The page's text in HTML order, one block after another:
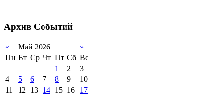
Архив Событий
« Май 2026
»
Пн Вт Ср Чт Пт Сб Вс
1
2
3
4
5 6 7 8 9
10
11
12 13 14 15 16
17